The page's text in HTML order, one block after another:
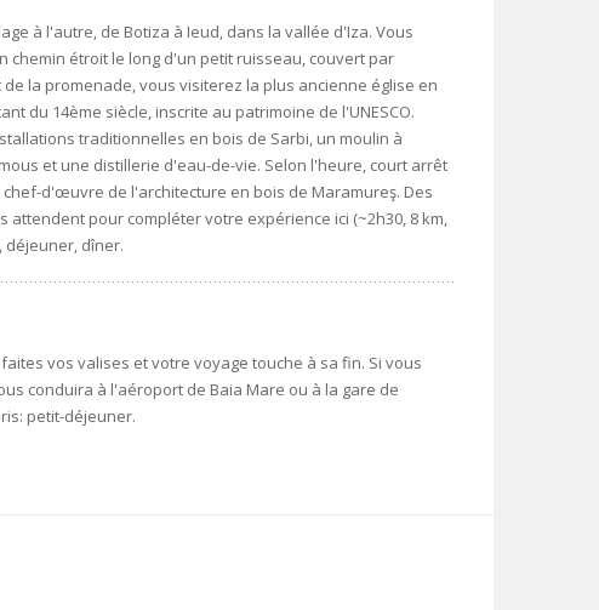
à l'autre, de Botiza à Ieud, dans la vallée d'Iza. Vous
chemin étroit le long d'un petit ruisseau, couvert par
la promenade, vous visiterez la plus ancienne église en
du 14ème siècle, inscrite au patrimoine de l'UNESCO.
traditionnelles en bois de Sarbi, un moulin à
et une distillerie d'eau-de-vie. Selon l'heure, court arrêt
d'œuvre de l'architecture en bois de Maramureş. Des
pour compléter votre expérience ici (~2h30, 8 km,
déjeuner, dîner.
vos valises et votre voyage touche à sa fin. Si vous
conduira à l'aéroport de Baia Mare ou à la gare de
petit-déjeuner.